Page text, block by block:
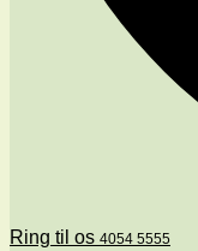
Ring til os 4054 5555